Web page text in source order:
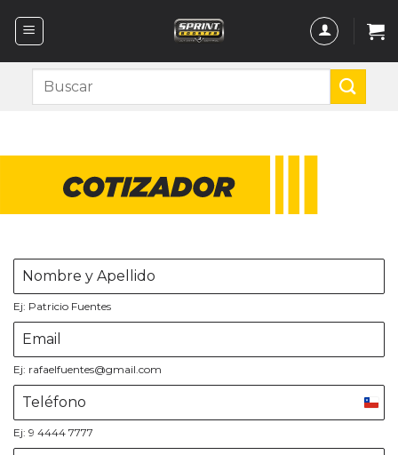
Buscar
Ej: Patricio Fuentes
Ej: rafaelfuentes@gmail.com
Ej: 9 4444 7777